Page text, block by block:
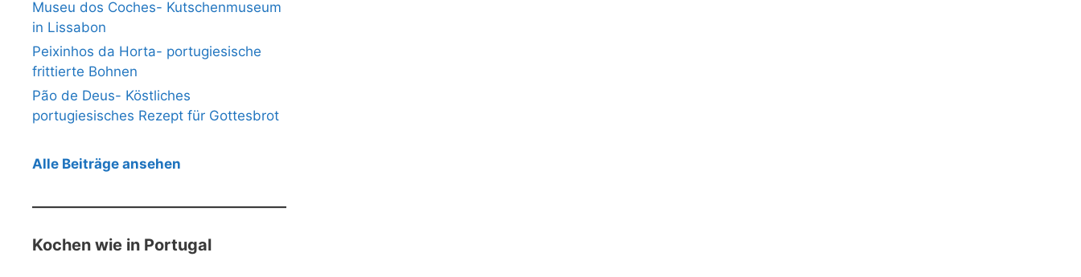
Museu dos Coches- Kutschenmuseum
in Lissabon
Peixinhos da Horta- portugiesische
frittierte Bohnen
Pão de Deus- Köstliches
portugiesisches Rezept für Gottesbrot
Alle Beiträge ansehen
Kochen wie in Portugal